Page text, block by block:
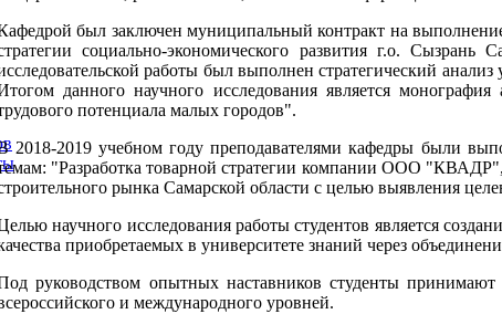
был заключен муниципальный контракт на
социально-экономического развития г.о.
работы был выполнен стратегический
данного научного исследования является
потенциала малых городов".
2018-2019 учебном году преподавателями кафедры были
"Разработка товарной стратегии компании ООО
рынка Самарской области с целью выявления
научного исследования работы студентов является
приобретаемых в университете знаний через
руководством опытных наставников студенты принимают
и международного уровней.